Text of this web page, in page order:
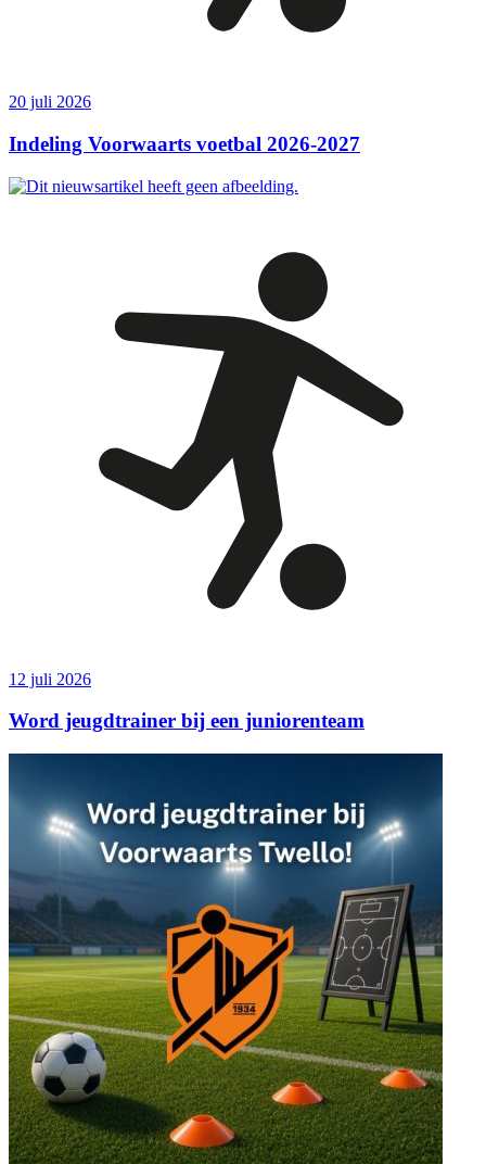
20 juli 2026
Indeling Voorwaarts voetbal 2026-2027
12 juli 2026
Word jeugdtrainer bij een juniorenteam